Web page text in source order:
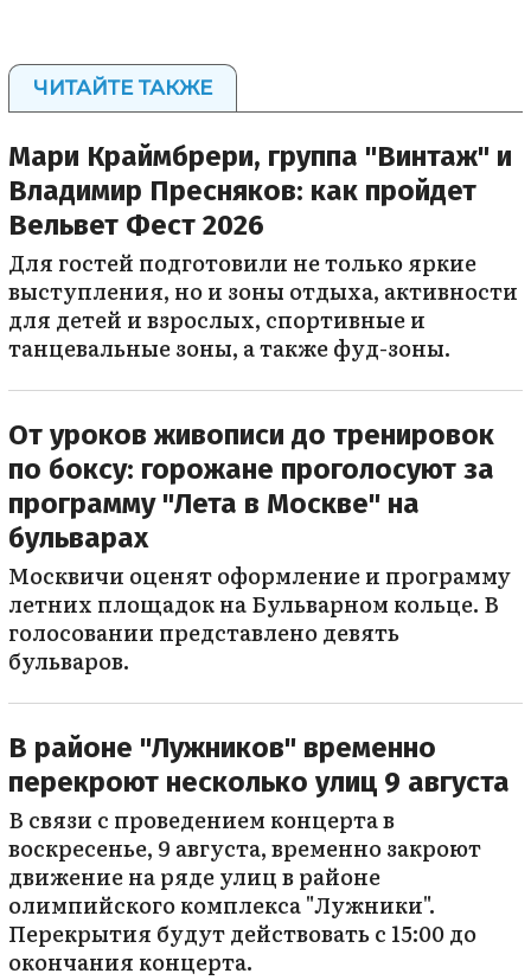
ЧИТАЙТЕ ТАКЖЕ
Мари Краймбрери, группа "Винтаж" и
Владимир Пресняков: как пройдет
Вельвет Фест 2026
Для гостей подготовили не только яркие
выступления, но и зоны отдыха, активности
для детей и взрослых, спортивные и
танцевальные зоны, а также фуд-зоны.
От уроков живописи до тренировок
по боксу: горожане проголосуют за
программу "Лета в Москве" на
бульварах
Москвичи оценят оформление и программу
летних площадок на Бульварном кольце. В
голосовании представлено девять
бульваров.
В районе "Лужников" временно
перекроют несколько улиц 9 августа
В связи с проведением концерта в
воскресенье, 9 августа, временно закроют
движение на ряде улиц в районе
олимпийского комплекса "Лужники".
Перекрытия будут действовать с 15:00 до
окончания концерта.